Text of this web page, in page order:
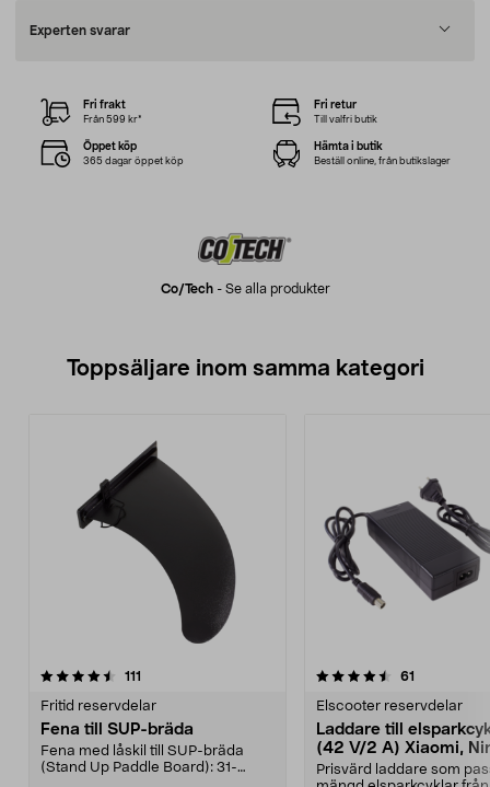
Experten svarar
Co/tech- Se alla produkter
Fri frakt
Från 599 kr*
Fri retur
Till valfri butik
Öppet köp
365 dagar öppet köp
Hämta i butik
Beställ online, från butikslager
Toppsäljare inom samma kategori
111
Fritid reservdelar
Fena till SUP-bräda
Fena med låskil till SUP-bräda
(Stand Up Paddle Board): 31-
4.5 av 5 stjärnor 61
Elscooter reservdelar
Laddare till
(42 V/2 A) Xiaomi,
E-Way m.fl.
Prisvärd laddare som
4.5 av 5 stjärnor